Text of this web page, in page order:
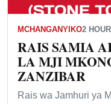
MCHANGANYIKO2
RAIS SAMIA
LA MJI
ZANZIBAR
Rais wa Jamhuri ya